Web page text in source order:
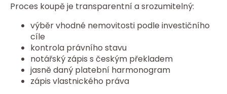
Proces koupě je transparentní a srozumitelný:
výběr vhodné nemovitosti podle investičního
cíle
kontrola právního stavu
notářský zápis s českým překladem
jasně daný platební harmonogram
zápis vlastnického práva